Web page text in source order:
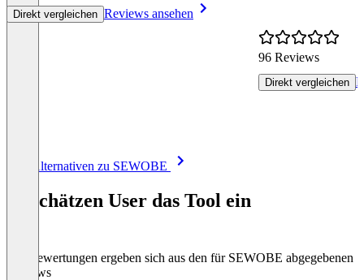
Direkt vergleichen Reviews ansehen
96 Reviews
Direkt vergleichen
Alle Alternativen zu SEWOBE
So schätzen User das Tool ein
Die Bewertungen ergeben sich aus den für SEWOBE abgegebenen
Reviews